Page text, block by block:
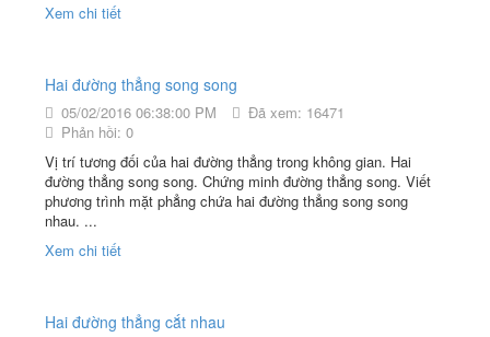
Xem chi tiết
Hai đường thẳng song song
05/02/2016 06:38:00 PM
Đã xem: 16471
Phản hồi: 0
Vị trí tương đối của hai đường thẳng trong không gian. Hai
đường thẳng song song. Chứng minh đường thẳng song. Viết
phương trình mặt phẳng chứa hai đường thẳng song song
nhau. ...
Xem chi tiết
Hai đường thẳng cắt nhau